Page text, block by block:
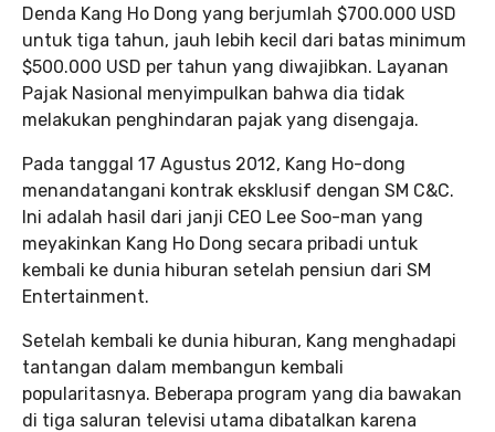
Denda Kang Ho Dong yang berjumlah $700.000 USD
untuk tiga tahun, jauh lebih kecil dari batas minimum
$500.000 USD per tahun yang diwajibkan. Layanan
Pajak Nasional menyimpulkan bahwa dia tidak
melakukan penghindaran pajak yang disengaja.
Pada tanggal 17 Agustus 2012, Kang Ho-dong
menandatangani kontrak eksklusif dengan SM C&C.
Ini adalah hasil dari janji CEO Lee Soo-man yang
meyakinkan Kang Ho Dong secara pribadi untuk
kembali ke dunia hiburan setelah pensiun dari SM
Entertainment.
Setelah kembali ke dunia hiburan, Kang menghadapi
tantangan dalam membangun kembali
popularitasnya. Beberapa program yang dia bawakan
di tiga saluran televisi utama dibatalkan karena